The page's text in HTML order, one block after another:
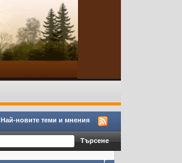
Най-новите теми и мнения